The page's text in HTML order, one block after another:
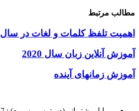
مطالب مرتبط
اهمیت تلفظ کلمات و لغات در سال2021
آموزش آنلاین زبان سال 2020
آموزش زمانهای آینده